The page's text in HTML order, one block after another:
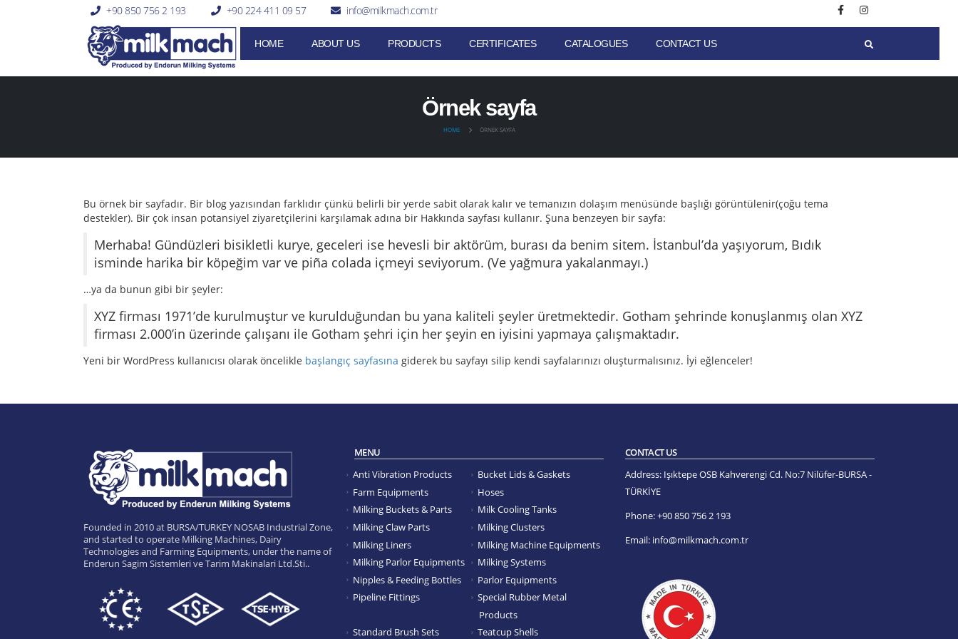
+90 850 756 2 193 +90 224 411 09 57 info@milkmach.com.tr
HOME ABOUT US PRODUCTS CERTIFICATES CATALOGUES CONTACT US
Örnek sayfa
HOME ÖRNEK SAYFA
Bu örnek bir sayfadır. Bir blog yazısından farklıdır çünkü belirli bir yerde sabit olarak kalır ve temanızın dolaşım menüsünde başlığı görüntülenir(çoğu tema
destekler). Bir çok insan potansiyel ziyaretçilerini karşılamak adına bir Hakkında sayfası kullanır. Şuna benzeyen bir sayfa:
Merhaba! Gündüzleri bisikletli kurye, geceleri ise hevesli bir aktörüm, burası da benim sitem. İstanbul’da yaşıyorum, Bıdık
isminde harika bir köpeğim var ve piña colada içmeyi seviyorum. (Ve yağmura yakalanmayı.)
…ya da bunun gibi bir şeyler:
XYZ firması 1971’de kurulmuştur ve kurulduğundan bu yana kaliteli şeyler üretmektedir. Gotham şehrinde konuşlanmış olan XYZ
firması 2.000’in üzerinde çalışanı ile Gotham şehri için her şeyin en iyisini yapmaya çalışmaktadır.
Yeni bir WordPress kullanıcısı olarak öncelikle başlangıç sayfasına giderek bu sayfayı silip kendi sayfalarınızı oluşturmalısınız. İyi eğlenceler!
Founded in 2010 at BURSA/TURKEY NOSAB Industrial Zone,
and started to operate Milking Machines, Dairy
Technologies and Farming Equipments, under the name of
Enderun Sagim Sistemleri ve Tarim Makinalari Ltd.Sti..
MENU
Anti Vibration Products
Bucket Lids & Gaskets
Farm Equipments
Hoses
Milking Buckets & Parts
Milk Cooling Tanks
Milking Claw Parts
Milking Clusters
Milking Liners
Milking Machine Equipments
Milking Parlor Equipments
Milking Systems
Nipples & Feeding Bottles
Parlor Equipments
Pipeline Fittings
Special Rubber Metal
Products
Standard Brush Sets
Teatcup Shells
CONTACT US
Address: Işıktepe OSB Kahverengi Cd. No:7 Nilüfer-BURSA -
TÜRKİYE
Phone:+90 850 756 2 193
Email: info@milkmach.com.tr